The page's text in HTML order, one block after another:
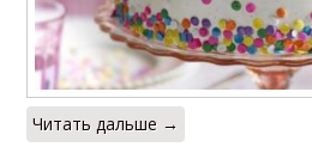
Читать дальше →